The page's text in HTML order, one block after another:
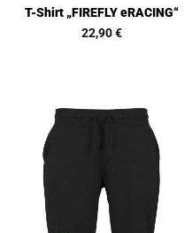
T-Shirt „FIREFLY eRACING“
22,90€